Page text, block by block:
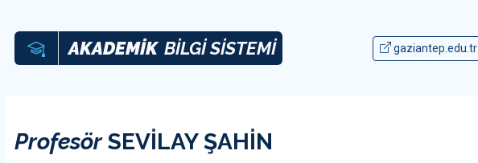
AKADEMİK BİLGİ SİSTEMİ gaziantep.edu.tr
ProfesörSEVİLAY ŞAHİN